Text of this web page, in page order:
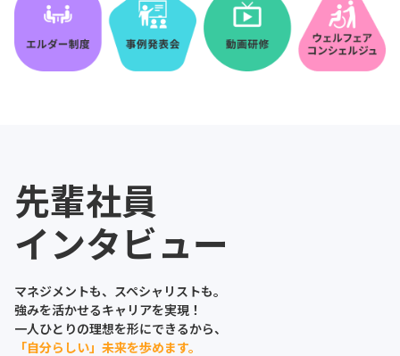
先輩社員
インタビュー
マネジメントも、スペシャリストも。
強みを活かせるキャリアを実現！
一人ひとりの理想を形にできるから、
「自分らしい」未来を歩めます。